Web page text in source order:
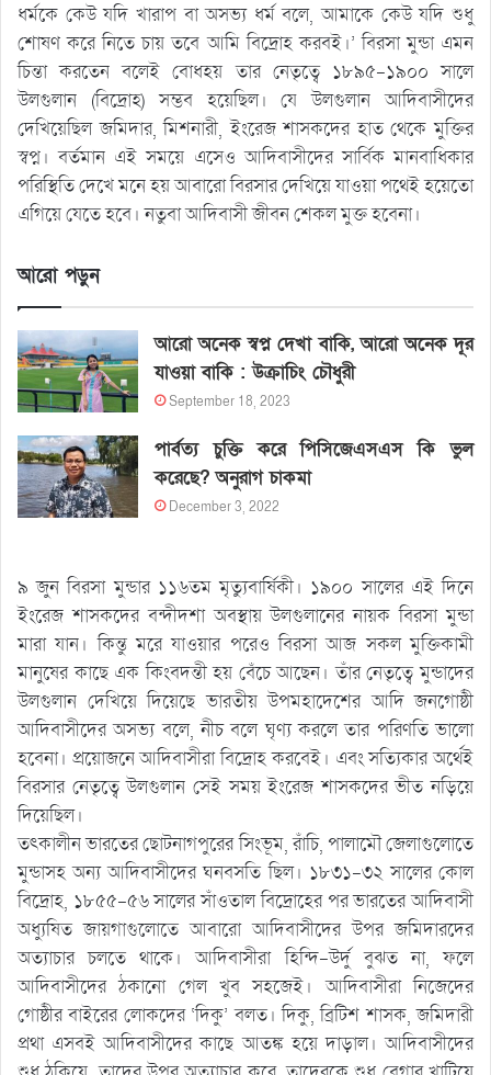
ধর্মকে কেউ যদি খারাপ বা অসভ্য ধর্ম বলে, আমাকে কেউ যদি শুধু
শোষণ করে নিতে চায় তবে আমি বিদ্রোহ করবই।’ বিরসা মুন্ডা এমন
চিন্তা করতেন বলেই বোধহয় তার নেতৃত্বে ১৮৯৫-১৯০০ সালে
উলগুলান (বিদ্রোহ) সম্ভব হয়েছিল। যে উলগুলান আদিবাসীদের
দেখিয়েছিল জমিদার, মিশনারী, ইংরেজ শাসকদের হাত থেকে মুক্তির
স্বপ্ন। বর্তমান এই সময়ে এসেও আদিবাসীদের সার্বিক মানবাধিকার
পরিস্থিতি দেখে মনে হয় আবারো বিরসার দেখিয়ে যাওয়া পথেই হয়েতো
এগিয়ে যেতে হবে। নতুবা আদিবাসী জীবন শেকল মুক্ত হবেনা।
আরো পড়ুন
আরো অনেক স্বপ্ন দেখা বাকি, আরো অনেক দূর
যাওয়া বাকি : উক্রাচিং চৌধুরী
September 18, 2023
পার্বত্য চুক্তি করে পিসিজেএসএস কি ভুল
করেছে? অনুরাগ চাকমা
December 3, 2022
৯ জুন বিরসা মুন্ডার ১১৬তম মৃত্যুবার্ষিকী। ১৯০০ সালের এই দিনে
ইংরেজ শাসকদের বন্দীদশা অবস্থায় উলগুলানের নায়ক বিরসা মুন্ডা
মারা যান। কিন্তু মরে যাওয়ার পরেও বিরসা আজ সকল মুক্তিকামী
মানুষের কাছে এক কিংবদন্তী হয় বেঁচে আছেন। তাঁর নেতৃত্বে মুন্ডাদের
উলগুলান দেখিয়ে দিয়েছে ভারতীয় উপমহাদেশের আদি জনগোষ্ঠী
আদিবাসীদের অসভ্য বলে, নীচ বলে ঘৃণ্য করলে তার পরিণতি ভালো
হবেনা। প্রয়োজনে আদিবাসীরা বিদ্রোহ করবেই। এবং সত্যিকার অর্থেই
বিরসার নেতৃত্বে উলগুলান সেই সময় ইংরেজ শাসকদের ভীত নড়িয়ে
দিয়েছিল।
তৎকালীন ভারতের ছোটনাগপুরের সিংভূম, রাঁচি, পালামৌ জেলাগুলোতে
মুন্ডাসহ অন্য আদিবাসীদের ঘনবসতি ছিল। ১৮৩১-৩২ সালের কোল
বিদ্রোহ, ১৮৫৫-৫৬ সালের সাঁওতাল বিদ্রোহের পর ভারতের আদিবাসী
অধ্যুষিত জায়গাগুলোতে আবারো আদিবাসীদের উপর জমিদারদের
অত্যাচার চলতে থাকে। আদিবাসীরা হিন্দি-উর্দু বুঝত না, ফলে
আদিবাসীদের ঠকানো গেল খুব সহজেই। আদিবাসীরা নিজেদের
গোষ্ঠীর বাইরের লোকদের ‘দিকু’ বলত। দিকু, ব্রিটিশ শাসক, জমিদারী
প্রথা এসবই আদিবাসীদের কাছে আতঙ্ক হয়ে দাড়াল। আদিবাসীদের